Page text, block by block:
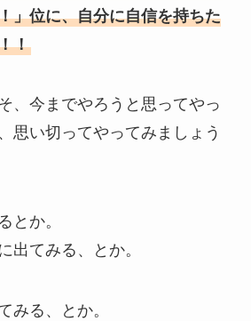
」位に、自分に自信を持ちた
！
、今までやろうと思ってやっ
思い切ってやってみましょう
とか。
出てみる、とか。
みる、とか。